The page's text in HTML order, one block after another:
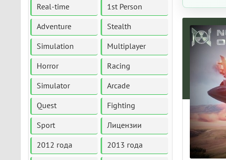
Real-time 1st Person
Adventure Stealth
Simulation Multiplayer
Horror Racing
Simulator Arcade
Quest Fighting
Sport Лицензии
2012 года 2013 года